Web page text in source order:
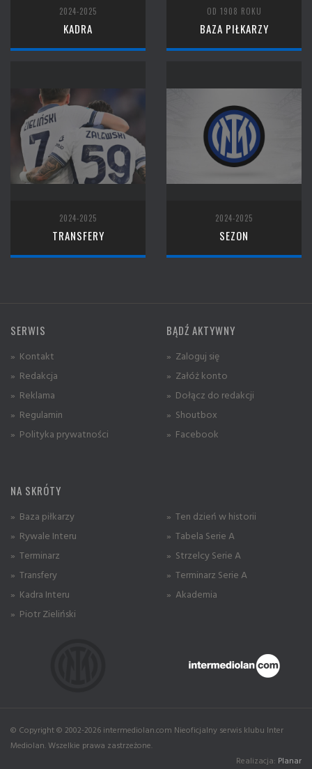
2024-2025
KADRA
OD 1908 ROKU
BAZA PIŁKARZY
2024-2025
TRANSFERY
2024-2025
SEZON
SERWIS
» Kontakt
» Redakcja
» Reklama
» Regulamin
» Polityka prywatności
BĄDŹ AKTYWNY
» Zaloguj się
» Załóż konto
» Dołącz do redakcji
» Shoutbox
» Facebook
NA SKRÓTY
» Baza piłkarzy
» Rywale Interu
» Terminarz
» Transfery
» Kadra Interu
» Piotr Zieliński
» Ten dzień w historii
» Tabela Serie A
» Strzelcy Serie A
» Terminarz Serie A
» Akademia
© Copyright © 2002-2026 intermediolan.com Nieoficjalny serwis klubu Inter
Mediolan. Wszelkie prawa zastrzeżone.
Realizacja: Planar